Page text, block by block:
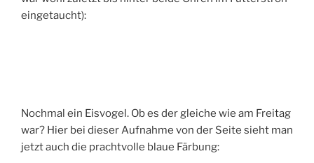
eingetaucht):
Nochmal ein Eisvogel. Ob es der gleiche wie am Freitag
war? Hier bei dieser Aufnahme von der Seite sieht man
jetzt auch die prachtvolle blaue Färbung: